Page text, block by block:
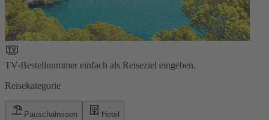
TV-Bestellnummer einfach als Reiseziel eingeben.
Reisekategorie
Pauschalreisen Hotel